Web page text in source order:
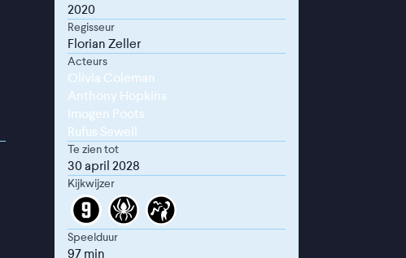
2020
Regisseur
Florian Zeller
Acteurs
Olivia Coleman
Anthony Hopkins
Imogen Poots
Rufus Sewell
Te zien tot
30 april 2028
Kijkwijzer
Speelduur
97 min